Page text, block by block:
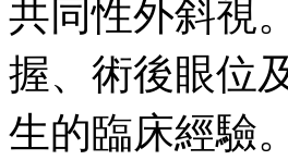
共同性外斜視
握、術後眼位
生的臨床經驗。